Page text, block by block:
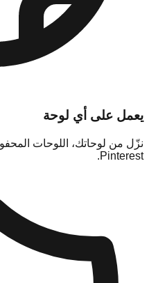
يعمل على أي لوحة
نزّل من لوحاتك، اللوحات
Pinterest.